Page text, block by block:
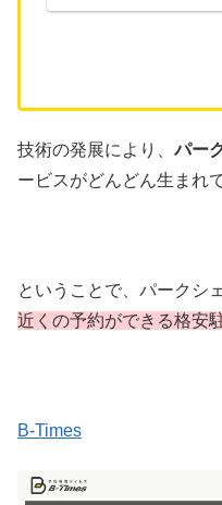
技術の発展により、パー
ービスがどんどん生まれ
ということで、パークシ
近くの予約ができる格安
B-Times